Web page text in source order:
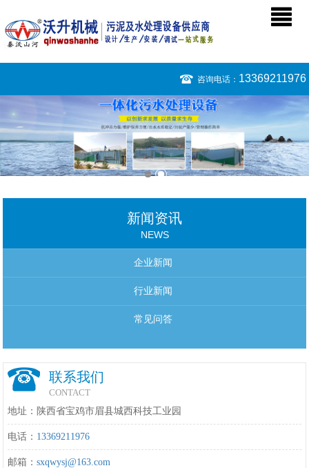
咨询电话： 13369211976
新闻资讯
NEWS
企业新闻
行业新闻
常见问答
联系我们
CONTACT
地址：陕西省宝鸡市眉县城西科技工业园
电话： 13369211976
邮箱：sxqwysj@163.com